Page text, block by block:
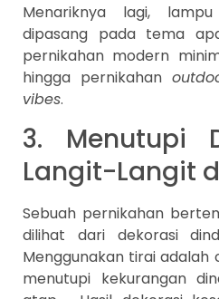
Menariknya lagi,
dipasang pada tema
pernikahan modern
hingga pernikahan
vibes.
3. Menutupi
Langit-Langit
Sebuah pernikahan
dilihat dari dekorasi
Menggunakan tirai
menutupi kekurangan